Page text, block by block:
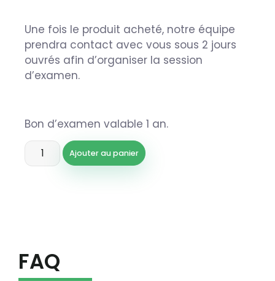
Une fois le produit acheté, notre équipe
prendra contact avec vous sous 2 jours
ouvrés afin d’organiser la session
d’examen.
Bon d’examen valable 1 an.
Ajouter au panier
FAQ